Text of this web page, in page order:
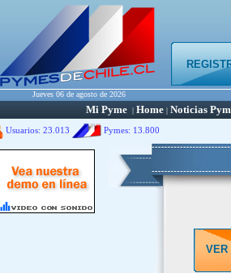
Jueves 06 de agosto de 2026
Mi Pyme | Home | Noticias
Usuarios: 23.013 Pymes: 13.800
VER